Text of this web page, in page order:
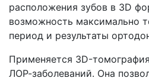
расположения зубов в 3D
возможность максимально
период и результаты
Применяется 3D-
ЛОР-заболеваний. Она